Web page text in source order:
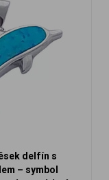
delfín s
– symbol